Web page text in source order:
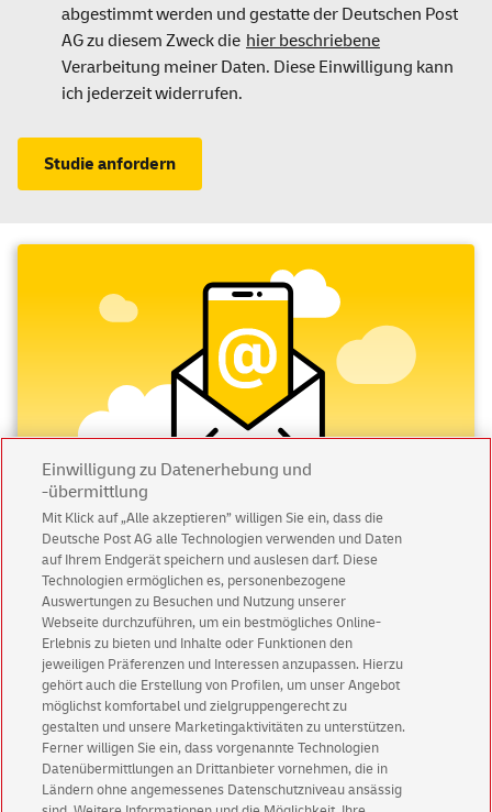
abgestimmt werden und gestatte der Deutschen Post
AG zu diesem Zweck die hier beschriebene
Verarbeitung meiner Daten. Diese Einwilligung kann
ich jederzeit widerrufen.
Studie anfordern
Abonnieren Sie unseren Newsletter
Immer informiert über exklusive Angebote und
Aktionen - jetzt mit Vorteil
Privatkundensichern sich einen5 € Gutschein
für POSTSCAN!
Geschäftskundenerhalten einen5 € Gutschein
für Briefmarke individuell!
Zur Newsletter-Anmeldung
Einwilligung zu Datenerhebung und
-übermittlung
Mit Klick auf „Alle akzeptieren” willigen Sie ein, dass die
Deutsche Post AG alle Technologien verwenden und Daten
auf Ihrem Endgerät speichern und auslesen darf. Diese
Technologien ermöglichen es, personenbezogene
Auswertungen zu Besuchen und Nutzung unserer
Webseite durchzuführen, um ein bestmögliches Online-
Erlebnis zu bieten und Inhalte oder Funktionen den
jeweiligen Präferenzen und Interessen anzupassen. Hierzu
gehört auch die Erstellung von Profilen, um unser Angebot
möglichst komfortabel und zielgruppengerecht zu
gestalten und unsere Marketingaktivitäten zu unterstützen.
Ferner willigen Sie ein, dass vorgenannte Technologien
Datenübermittlungen an Drittanbieter vornehmen, die in
Ländern ohne angemessenes Datenschutzniveau ansässig